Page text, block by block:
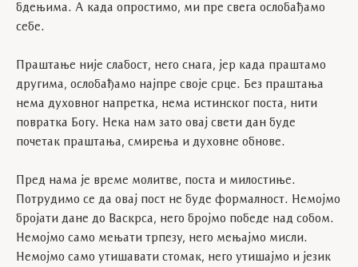
бдењима. А када опростимо, ми пре свега ослобађамо
себе.
Праштање није слабост, него снага, јер када праштамо
другима, ослобађамо најпре своје срце. Без праштања
нема духовног напретка, нема истинског поста, нити
повратка Богу. Нека нам зато овај свети дан буде
почетак праштања, смирења и духовне обнове.
Пред нама је време молитве, поста и милостиње.
Потрудимо се да овај пост не буде формалност. Немојмо
бројати дане до Васкрса, него бројмо победе над собом.
Немојмо само мењати трпезу, него мењајмо мисли.
Немојмо само утишавати стомак, него утишајмо и језик